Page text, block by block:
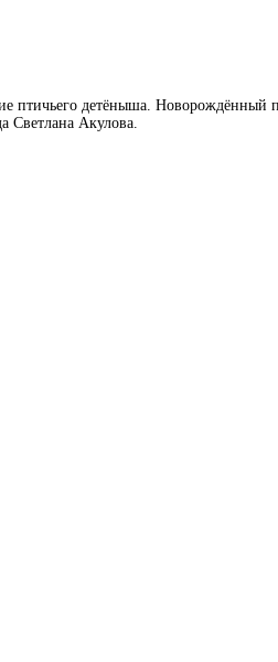
птичьего детёныша . Новорождённый
Светлана Акулова.